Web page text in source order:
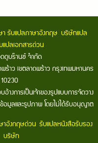
รับแปลภาษาอังกฤษ บริษัทแปล
แปลเอกสารด่วน
ดูบร๊านช์ จำกัด
าว เขตลาดพร้าว กรุงเทพมหานคร
10230
างการเป็นเจ้าของรูปแบบการจัดวาง
อมูลและรูปภาพ โดยไม่ได้รับอนุญาต
าอังกฤษด่วน รับแปลหนังสือรับรอง
บริษัท